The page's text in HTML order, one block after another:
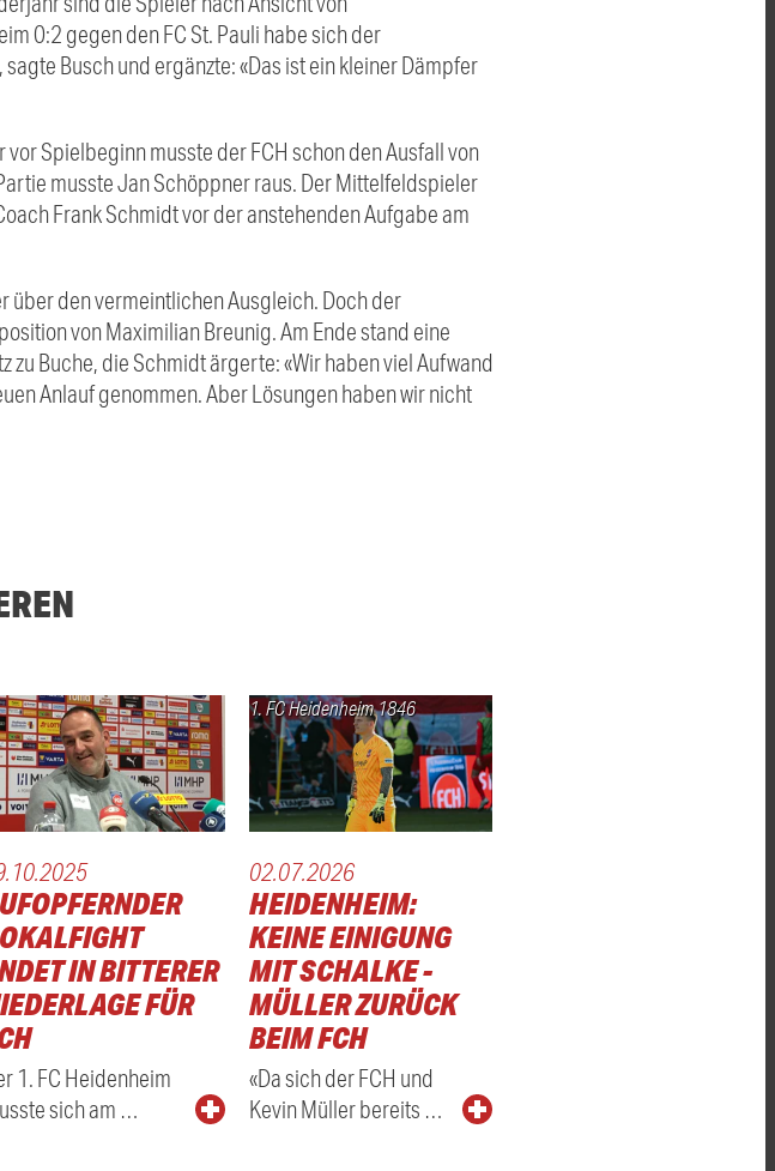
0:2 gegen den FC St. Pauli habe sich der
Busch und ergänzte: «Das ist ein kleiner Dämpfer
Spielbeginn musste der FCH schon den Ausfall von
musste Jan Schöppner raus. Der Mittelfeldspieler
Frank Schmidt vor der anstehenden Aufgabe am
über den vermeintlichen Ausgleich. Doch der
von Maximilian Breunig. Am Ende stand eine
Buche, die Schmidt ärgerte: «Wir haben viel Aufwand
Anlauf genommen. Aber Lösungen haben wir nicht
IN BITTERER
FÜR
1. FC Heidenheim
sich am …
1. FC Heidenheim 1846
02.07.2026
HEIDENHEIM:
KEINE EINIGUNG
MIT SCHALKE -
MÜLLER ZURÜCK
BEIM FCH
«Da sich der FCH und
Kevin Müller bereits …